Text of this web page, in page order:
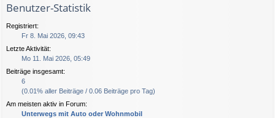
Benutzer-Statistik
Registriert:
Fr 8. Mai 2026, 09:43
Letzte Aktivität:
Mo 11. Mai 2026, 05:49
Beiträge insgesamt:
6
(0.01% aller Beiträge / 0.06 Beiträge pro Tag)
Am meisten aktiv in Forum:
Unterwegs mit Auto oder Wohnmobil